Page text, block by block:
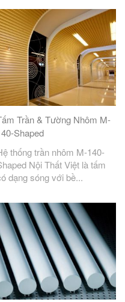
Trần & Tường Nhôm M-
Shaped
thống trần nhôm M-140-
Nội Thất Việt là tấm
dạng sóng với bề...